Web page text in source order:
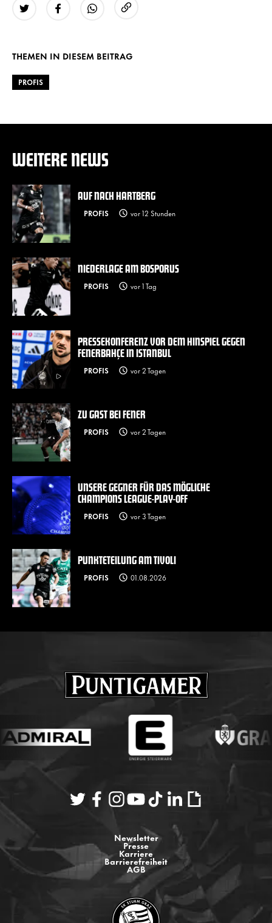
THEMEN IN DIESEM BEITRAG
PROFIS
WEITERE NEWS
AUF NACH HARTBERG
PROFIS vor 12 Stunden
NIEDERLAGE AM BOSPORUS
PROFIS vor 1 Tag
PRESSEKONFERENZ VOR DEM HINSPIEL GEGEN
FENERBAHÇE IN ISTANBUL
PROFIS vor 2 Tagen
ZU GAST BEI FENER
PROFIS vor 2 Tagen
UNSERE GEGNER FÜR DAS MÖGLICHE
CHAMPIONS LEAGUE-PLAY-OFF
PROFIS vor 3 Tagen
PUNKTETEILUNG AM TIVOLI
PROFIS 01.08.2026
Newsletter
Presse
Karriere
Barrierefreiheit
AGB